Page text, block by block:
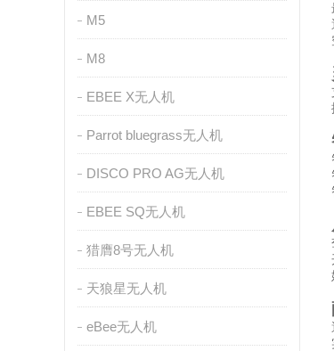
M5
M8
EBEE X无人机
Parrot bluegrass无人机
DISCO PRO AG无人机
EBEE SQ无人机
猎膺8号无人机
天狼星无人机
eBee无人机